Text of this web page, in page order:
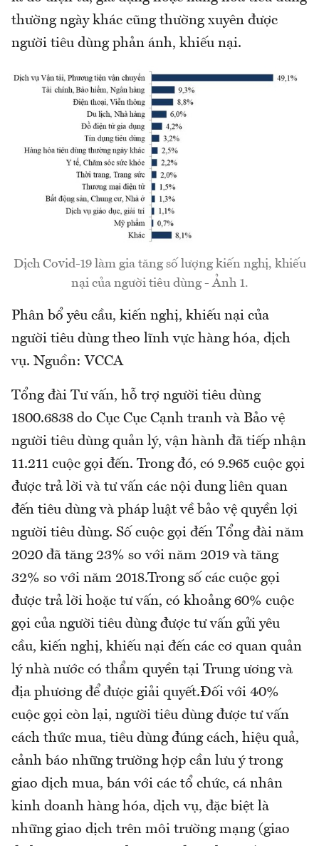
thường ngày khác cũng thường xuyên được
người tiêu dùng phản ánh, khiếu nại.
Dịch Covid-19 làm gia tăng số lượng kiến nghị, khiếu
nại của người tiêu dùng - Ảnh 1.
Phân bổ yêu cầu, kiến nghị, khiếu nại của
người tiêu dùng theo lĩnh vực hàng hóa, dịch
vụ. Nguồn: VCCA
Tổng đài Tư vấn, hỗ trợ người tiêu dùng
1800.6838 do Cục Cục Cạnh tranh và Bảo vệ
người tiêu dùng quản lý, vận hành đã tiếp nhận
11.211 cuộc gọi đến. Trong đó, có 9.965 cuộc gọi
được trả lời và tư vấn các nội dung liên quan
đến tiêu dùng và pháp luật về bảo vệ quyền lợi
người tiêu dùng. Số cuộc gọi đến Tổng đài năm
2020 đã tăng 23% so với năm 2019 và tăng
32% so với năm 2018.Trong số các cuộc gọi
được trả lời hoặc tư vấn, có khoảng 60% cuộc
gọi của người tiêu dùng được tư vấn gửi yêu
cầu, kiến nghị, khiếu nại đến các cơ quan quản
lý nhà nước có thẩm quyền tại Trung ương và
địa phương để được giải quyết.Đối với 40%
cuộc gọi còn lại, người tiêu dùng được tư vấn
cách thức mua, tiêu dùng đúng cách, hiệu quả,
cảnh báo những trường hợp cần lưu ý trong
giao dịch mua, bán với các tổ chức, cá nhân
kinh doanh hàng hóa, dịch vụ, đặc biệt là
những giao dịch trên môi trường mạng (giao